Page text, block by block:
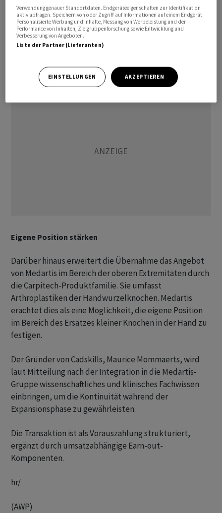
Klassifizierung für Implantate. Zudem verfügt das
Unternehmen über ein fundiertes Fachwissen im
Bereich des 3D-Drucks mit Titan. Diese
Druckkapazitäten lassen sich in Zukunft auf andere
geografische Expansion von Medartis.
Eigene Position stärken
Darüber hinaus erweitert die Übernahme das Angebot
von Medartis im Bereich der oberen Extremitäten durch
die Carpitech-Produktfamilie. Sie umfasst
Arthroplastiken der Handwurzelknochen. Medartis
erachtet dies als eine Möglichkeit, die eigene Position
im Bereich des Ersatzes kleiner Knochen in der Hand zu
festigen.
Der Gründer von Cadskills, Maurice Mommaerts, wird
laut Mitteilung nach der Integration in die Medartis-
Gruppe wissenschaftliches und klinisches Fachwissen
einbringen, um die Kontinuität während der
Expansionsphase zu gewährleisten.
Die Transaktion ist als Vorauszahlung strukturiert,
ergänzt durch umsatzabhängige Earn-out-
Komponenten.
hr/
(AWP)
Verwendung genauer Standortdaten. Endgeräteeigenschaften zur Identifikation
aktiv abfragen. Speichern von oder Zugriff auf Informationen auf einem Endgerät.
Personalisierte Werbung und Inhalte, Messung von Werbeleistung und der
Performance von Inhalten, Zielgruppenforschung sowie Entwicklung und
Verbesserung von Angeboten.
Liste der Partner (Lieferanten)
EINSTELLUNGEN AKZEPTIEREN